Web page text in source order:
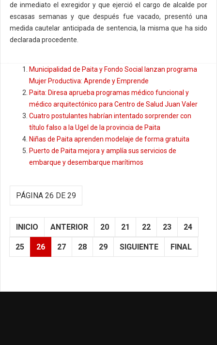
de inmediato el exregidor y que ejerció el cargo de alcalde por
escasas semanas y que después fue vacado, presentó una
medida cautelar anticipada de sentencia, la misma que ha sido
declarada procedente.
Municipalidad de Paita y Fondo Social lanzan programa
Mujer Productiva: Aprende y Emprende
Paita: Diresa aprueba programas médico funcional y
médico arquitectónico para Centro de Salud Juan Valer
Cuatro postulantes habrían intentado sorprender con
título falso a la Ugel de la provincia de Paita
Niñas de Paita aprenden modelaje de forma gratuita
Puerto de Paita mejora y amplía sus servicios de
embarque y desembarque marítimos
PÁGINA 26 DE 29
INICIO ANTERIOR 20 21 22 23 24
25 26 27 28 29 SIGUIENTE FINAL